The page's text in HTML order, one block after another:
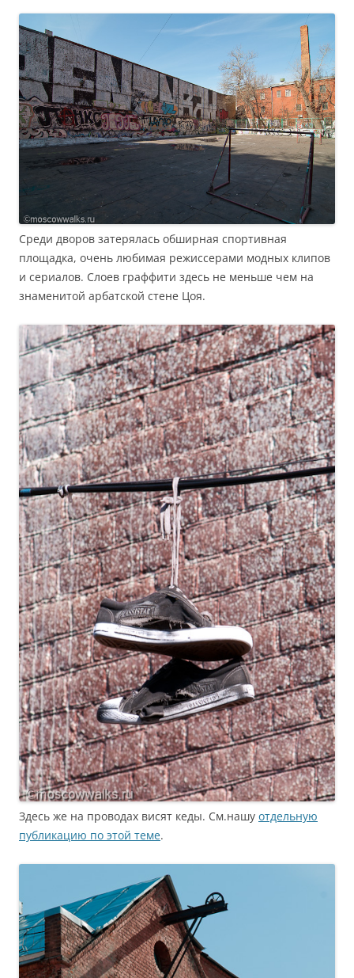
Среди дворов затерялась обширная спортивная
площадка, очень любимая режиссерами модных клипов
и сериалов. Слоев граффити здесь не меньше чем на
знаменитой арбатской стене Цоя.
Здесь же на проводах висят кеды. См.нашу отдельную
публикацию по этой теме.